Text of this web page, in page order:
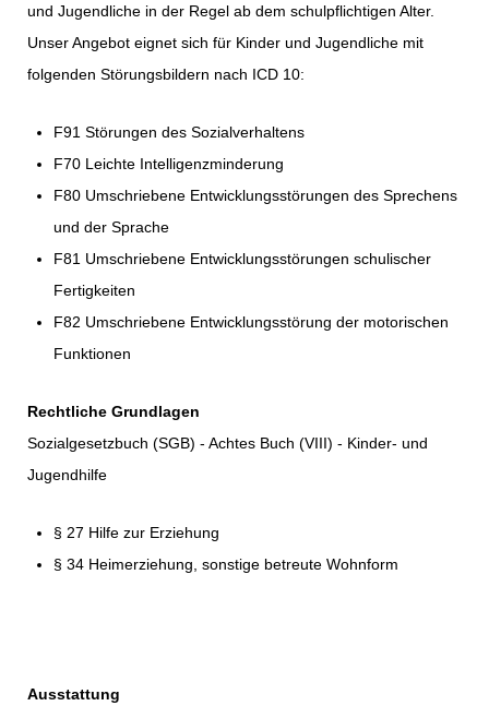
und Jugendliche in der Regel ab dem schulpflichtigen Alter.
Unser Angebot eignet sich für Kinder und Jugendliche mit
folgenden Störungsbildern nach ICD 10:
F91 Störungen des Sozialverhaltens
F70 Leichte Intelligenzminderung
F80 Umschriebene Entwicklungsstörungen des Sprechens
und der Sprache
F81 Umschriebene Entwicklungsstörungen schulischer
Fertigkeiten
F82 Umschriebene Entwicklungsstörung der motorischen
Funktionen
Rechtliche Grundlagen
Sozialgesetzbuch (SGB) - Achtes Buch (VIII) - Kinder- und
Jugendhilfe
§ 27 Hilfe zur Erziehung
§ 34 Heimerziehung, sonstige betreute Wohnform
Ausstattung